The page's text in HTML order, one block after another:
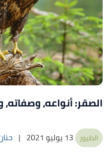
الصقر: أنواعه، وصفاته،
الطيور 13 يوليو 2021 |